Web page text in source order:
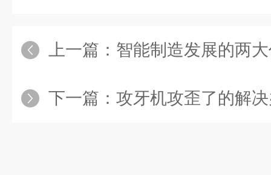
上一篇： 智能制造发展的两
下一篇： 攻牙机攻歪了的解决办